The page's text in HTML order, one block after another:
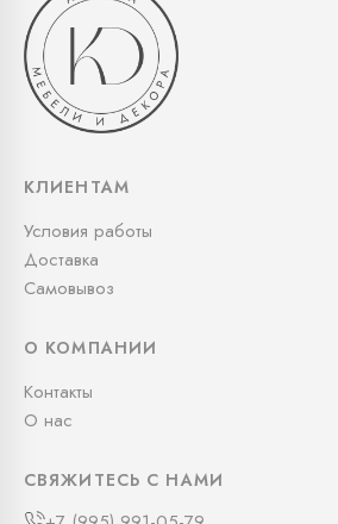
КЛИЕНТАМ
Условия работы
Доставка
Самовывоз
О КОМПАНИИ
Контакты
О нас
СВЯЖИТЕСЬ С НАМИ